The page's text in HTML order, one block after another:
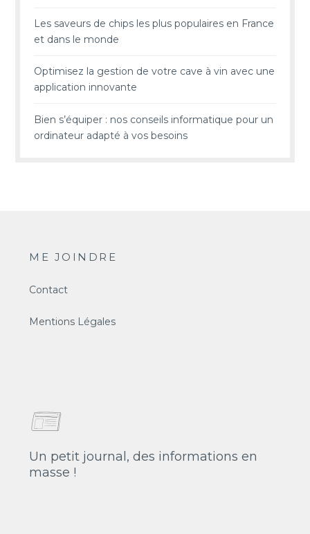
Les saveurs de chips les plus populaires en France
et dans le monde
Optimisez la gestion de votre cave à vin avec une
application innovante
Bien s’équiper : nos conseils informatique pour un
ordinateur adapté à vos besoins
ME JOINDRE
Contact
Mentions Légales
Un petit journal, des informations en
masse !